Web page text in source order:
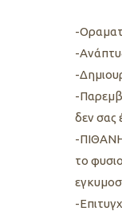
-
-
-
-
δεν σας
-
το
-